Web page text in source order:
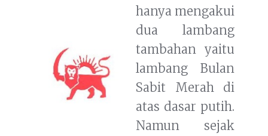
hanya mengakui
dua lambang
tambahan yaitu
lambang Bulan
Sabit Merah di
atas dasar putih.
Namun sejak